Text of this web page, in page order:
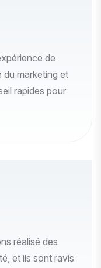
de
du marketing et
rapides pour
réalisé des
et ils sont ravis